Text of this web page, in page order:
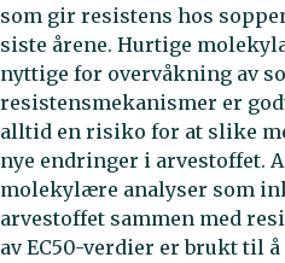
som gir resistens hos
siste årene. Hurtige
nyttige for overvåkning av
resistensmekanismer er
alltid en risiko for at slike
nye endringer i arvestoffet.
molekylære analyser som
arvestoffet sammen med
av EC50-verdier er brukt til